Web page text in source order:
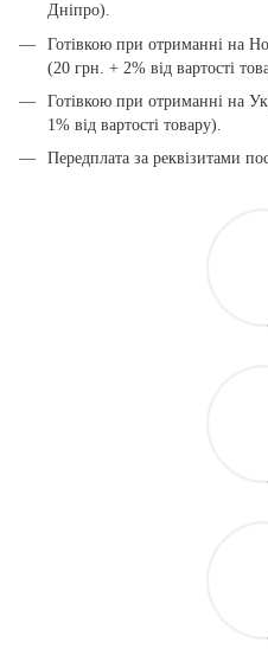
Дніпро).
Готівкою при отриманні на
(20 грн. + 2% від вартості
Готівкою при отриманні на
1% від вартості товару).
Передплата за реквізитами